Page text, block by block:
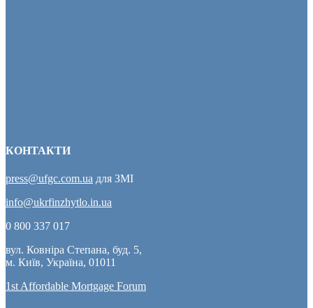
КОНТАКТИ
press@ufgc.com.ua для ЗМІ
info@ukrfinzhytlo.in.ua
0 800 337 017
вул. Ковніра Степана, буд. 5,
м. Київ, Україна, 01011
1st Affordable Mortgage Forum